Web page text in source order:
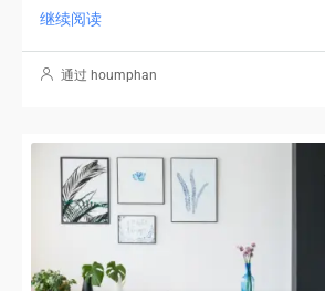
继续阅读
通过 houmphan